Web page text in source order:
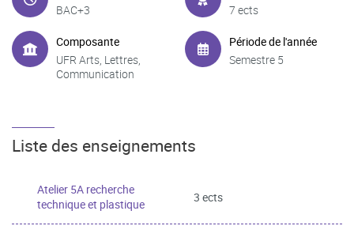
BAC+3
7 ects
Composante
UFR Arts, Lettres,
Communication
Période de l'année
Semestre 5
Liste des enseignements
Atelier 5A recherche
technique et plastique
3 ects